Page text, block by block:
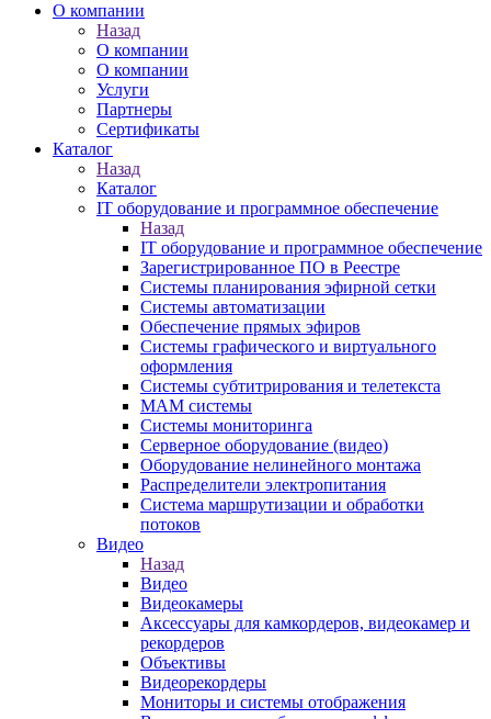
О компании
Назад
О компании
О компании
Услуги
Партнеры
Сертификаты
Каталог
Назад
Каталог
IT оборудование и программное обеспечение
Назад
IT оборудование и программное обеспечение
Зарегистрированное ПО в Реестре
Системы планирования эфирной сетки
Системы автоматизации
Обеспечение прямых эфиров
Системы графического и виртуального
оформления
Системы субтитрирования и телетекста
MAM системы
Системы мониторинга
Серверное оборудование (видео)
Оборудование нелинейного монтажа
Распределители электропитания
Система маршрутизации и обработки
потоков
Видео
Назад
Видео
Видеокамеры
Аксессуары для камкордеров, видеокамер и
рекордеров
Объективы
Видеорекордеры
Мониторы и системы отображения